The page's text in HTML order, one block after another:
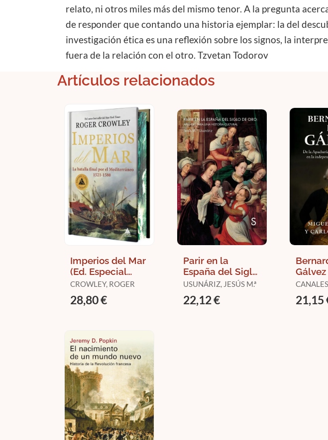
relato, ni otros miles más del mismo tenor. A la pregunta
de responder que contando una historia ejemplar: la del
investigación ética es una reflexión sobre los signos, la
fuera de la relación con el otro. Tzvetan Todorov
Artículos relacionados
Imperios del Mar
(Ed. Especial
Limitada en Tapa
Dura con Cantos
Pintados)
CROWLEY, ROGER
28,80 €
Parir en la
España del Siglo
de Oro
USUNÁRIZ, JESÚS M.ª
22,12 €
Gálvez
21,15